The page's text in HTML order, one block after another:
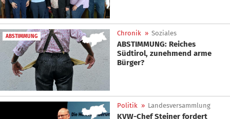
ABSTIMMUNG Chronik » Soziales
ABSTIMMUNG: Reiches
Südtirol, zunehmend arme
Bürger?
Politik » Landesversammlung
KVW-Chef Steiner fordert